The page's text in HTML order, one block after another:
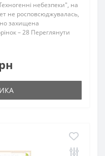
небезпеки", на
не росповсюджувалась,
захищена
– 28 Переглянути